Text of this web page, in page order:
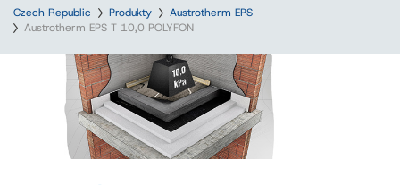
Czech Republic Produkty
Austrotherm EPS
Austrotherm EPS T 10,0 POLYFON